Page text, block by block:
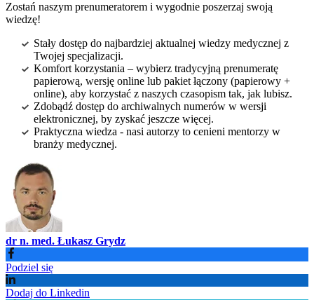
Zostań naszym prenumeratorem i wygodnie poszerzaj swoją
wiedzę!
Stały dostęp do najbardziej aktualnej wiedzy medycznej z
Twojej specjalizacji.
Komfort korzystania – wybierz tradycyjną prenumeratę
papierową, wersję online lub pakiet łączony (papierowy +
online), aby korzystać z naszych czasopism tak, jak lubisz.
Zdobądź dostęp do archiwalnych numerów w wersji
elektronicznej, by zyskać jeszcze więcej.
Praktyczna wiedza - nasi autorzy to cenieni mentorzy w
branży medycznej.
dr n. med. Łukasz Grydz
Podziel się
Dodaj do Linkedin